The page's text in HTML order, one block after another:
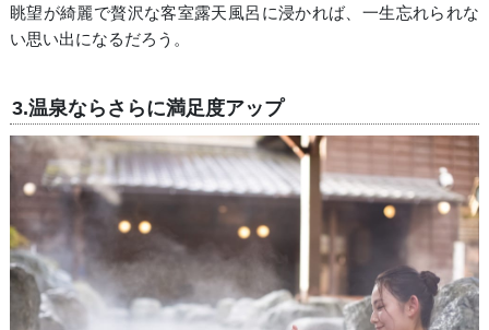
眺望が綺麗で贅沢な客室露天風呂に浸かれば、一生忘れられな
い思い出になるだろう。
3.温泉ならさらに満足度アップ